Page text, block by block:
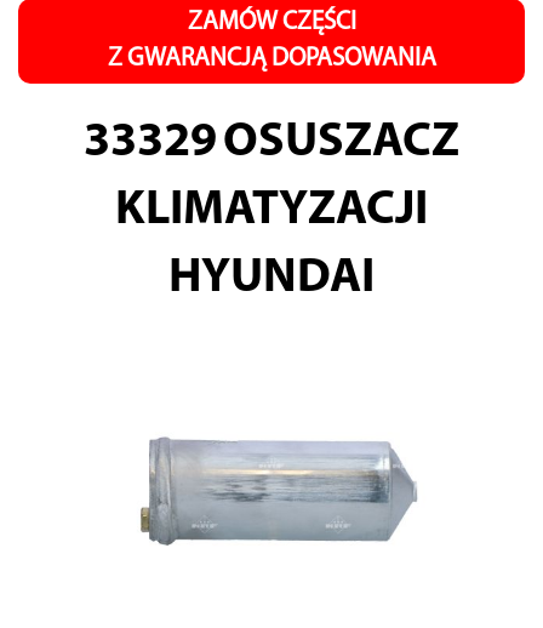
ZAMÓW CZĘŚCI
Z GWARANCJĄ DOPASOWANIA
33329OSUSZACZ
KLIMATYZACJI
HYUNDAI